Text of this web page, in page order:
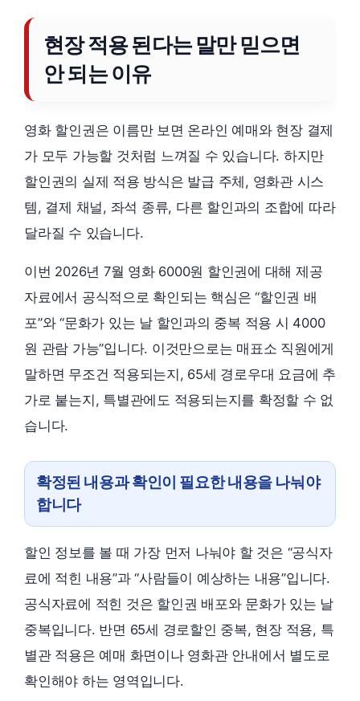
현장 적용 된다는 말만 믿으면
안 되는 이유
영화 할인권은 이름만 보면 온라인 예매와 현장 결제
가 모두 가능할 것처럼 느껴질 수 있습니다. 하지만
할인권의 실제 적용 방식은 발급 주체, 영화관 시스
템, 결제 채널, 좌석 종류, 다른 할인과의 조합에 따라
달라질 수 있습니다.
이번 2026년 7월 영화 6000원 할인권에 대해 제공
자료에서 공식적으로 확인되는 핵심은 “할인권 배
포”와 “문화가 있는 날 할인과의 중복 적용 시 4000
원 관람 가능”입니다. 이것만으로는 매표소 직원에게
말하면 무조건 적용되는지, 65세 경로우대 요금에 추
가로 붙는지, 특별관에도 적용되는지를 확정할 수 없
습니다.
확정된 내용과 확인이 필요한 내용을 나눠야
합니다
할인 정보를 볼 때 가장 먼저 나눠야 할 것은 “공식자
료에 적힌 내용”과 “사람들이 예상하는 내용”입니다.
공식자료에 적힌 것은 할인권 배포와 문화가 있는 날
중복입니다. 반면 65세 경로할인 중복, 현장 적용, 특
별관 적용은 예매 화면이나 영화관 안내에서 별도로
확인해야 하는 영역입니다.